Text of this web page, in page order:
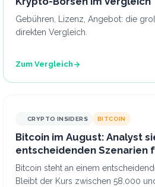
Gebühren, Lizenz, Angebot: die
direkten Vergleich.
Zum Vergleich
CRYPTO INSIDERS BITCOIN
Bitcoin im August: Analyst
entscheidenden Szenarien
Bitcoin steht an einem
Bleibt der Kurs zwischen 58.000